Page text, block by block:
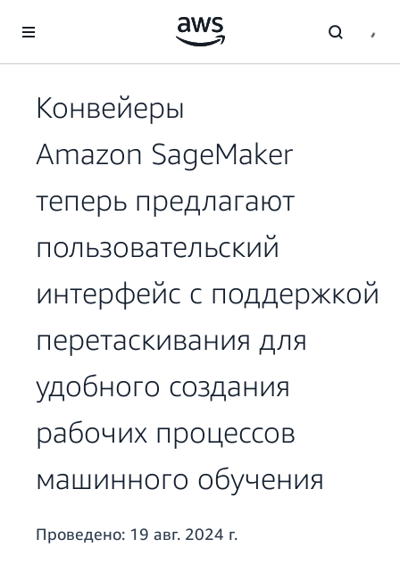
Перейти к главному контенту
Конвейеры
Amazon SageMaker
теперь предлагают
пользовательский
интерфейс с поддержкой
перетаскивания для
удобного создания
рабочих процессов
машинного обучения
Проведено: 19 авг. 2024 г.